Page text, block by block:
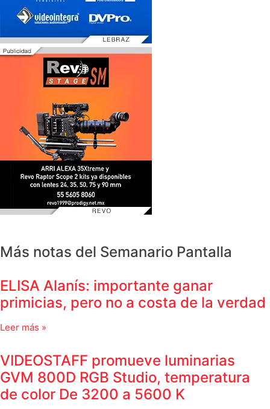
Más notas del Semanario Pantalla
ELISA Alanís: importante ganar
primicias, pero no a costa de la verdad
Leer más »
VIDEOSTAFF promueve luminarias
GVM 800D RGB Studio, temperatura
de color De 3200 a 5600 K